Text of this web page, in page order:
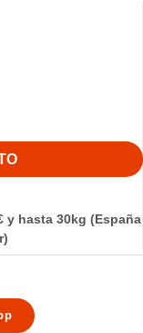
y hasta 30kg (España